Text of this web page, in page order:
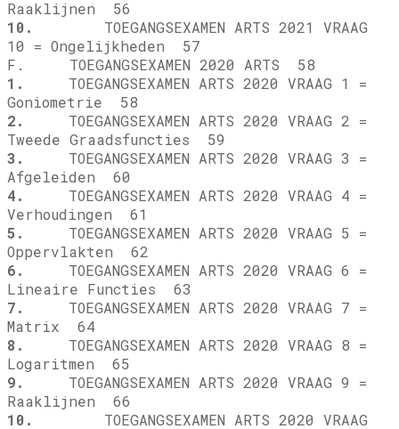
Raaklijnen 56
10.
TOEGANGSEXAMEN ARTS 2021 VRAAG
10 = Ongelijkheden 57
F. TOEGANGSEXAMEN 2020 ARTS 58
1.
TOEGANGSEXAMEN ARTS 2020 VRAAG 1 =
Goniometrie 58
2.
TOEGANGSEXAMEN ARTS 2020 VRAAG 2 =
Tweede Graadsfuncties 59
3.
TOEGANGSEXAMEN ARTS 2020 VRAAG 3 =
Afgeleiden 60
4.
TOEGANGSEXAMEN ARTS 2020 VRAAG 4 =
Verhoudingen 61
5.
TOEGANGSEXAMEN ARTS 2020 VRAAG 5 =
Oppervlakten 62
6.
TOEGANGSEXAMEN ARTS 2020 VRAAG 6 =
Lineaire Functies 63
7.
TOEGANGSEXAMEN ARTS 2020 VRAAG 7 =
Matrix 64
8.
TOEGANGSEXAMEN ARTS 2020 VRAAG 8 =
Logaritmen 65
9.
TOEGANGSEXAMEN ARTS 2020 VRAAG 9 =
Raaklijnen 66
10.
TOEGANGSEXAMEN ARTS 2020 VRAAG